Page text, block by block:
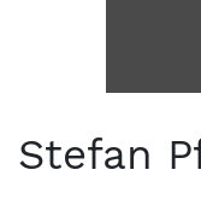
Stefan